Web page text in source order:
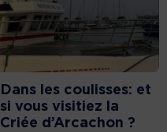
Dans les coulisses: et
si vous visitiez la
Criée d’Arcachon ?